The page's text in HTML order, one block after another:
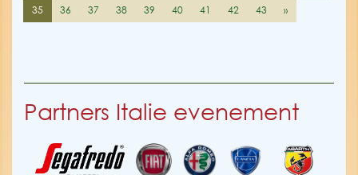
35
36 37 38 39 40 41 42 43 »
Partners Italie evenement